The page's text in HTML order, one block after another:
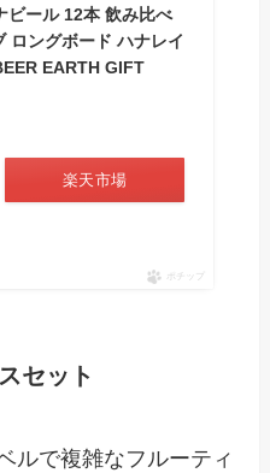
ビール 12本 飲み比べ
ロングボード ハナレイ
EARTH GIFT
楽天市場
ポチップ
セット
ルで複雑なフルーティ